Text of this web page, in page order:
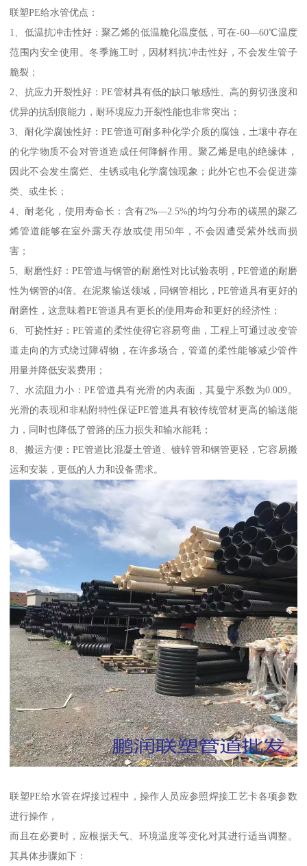
联塑PE给水管优点：
1、低温抗冲击性好：聚乙烯的低温脆化温度低，可在-60—60℃温度
范围内安全使用。冬季施工时，因材料抗冲击性好，不会发生管子
脆裂；
2、抗应力开裂性好：PE管材具有低的缺口敏感性、高的剪切强度和
优异的抗刮痕能力，耐环境应力开裂性能也非常突出；
3、耐化学腐蚀性好：PE管道可耐多种化学介质的腐蚀，土壤中存在
的化学物质不会对管道造成任何降解作用。聚乙烯是电的绝缘体，
因此不会发生腐烂、生锈或电化学腐蚀现象；此外它也不会促进藻
类、或生长；
4、耐老化，使用寿命长：含有2%—2.5%的均匀分布的碳黑的聚乙
烯管道能够在室外露天存放或使用50年，不会因遭受紫外线而损
害；
5、耐磨性好：PE管道与钢管的耐磨性对比试验表明，PE管道的耐磨
性为钢管的4倍。在泥浆输送领域，同钢管相比，PE管道具有更好的
耐磨性，这意味着PE管道具有更长的使用寿命和更好的经济性；
6、可挠性好：PE管道的柔性使得它容易弯曲，工程上可通过改变管
道走向的方式绕过障碍物，在许多场合，管道的柔性能够减少管件
用量并降低安装费用；
7、水流阻力小：PE管道具有光滑的内表面，其曼宁系数为0.009。
光滑的表现和非粘附特性保证PE管道具有较传统管材更高的输送能
力，同时也降低了管路的压力损失和输水能耗；
8、搬运方便：PE管道比混凝土管道、镀锌管和钢管更轻，它容易搬
运和安装，更低的人力和设备需求。
联塑PE给水管在焊接过程中，操作人员应参照焊接工艺卡各项参数
进行操作，
而且在必要时，应根据天气、环境温度等变化对其进行适当调整。
其具体步骤如下：